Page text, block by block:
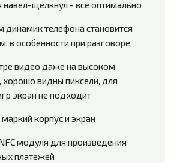
щелкнул - все оптимально
динамик телефона становится
в особенности при разговоре
видео даже на высоком
хорошо видны пиксели, для
экран не подходит
корпус и экран
модуля для произведения
платежей